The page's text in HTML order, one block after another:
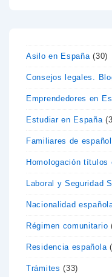
Asilo en España (30)
Consejos legales.
Emprendedores en
Estudiar en España
Familiares de español
Homologación títulos
Laboral y Seguridad
Nacionalidad
Régimen comunitario
Residencia española
Trámites (33)